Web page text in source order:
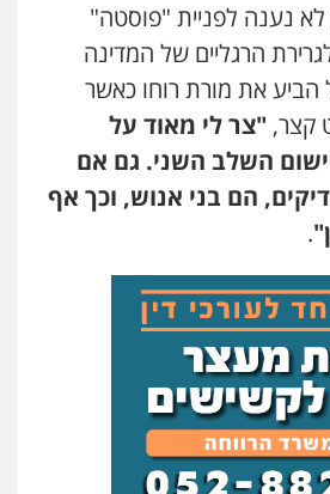
ראוף נג'אר
עורכי דין לענייני אסירים מעצרים
רכוש
ארז
צבאי סמים אלימות במשפחה צווארון
עו"ד
מעצרים וחקירות עבירות המתה
אסירים
משרד עורכי דין
משפחה
לא נענה לפניית "פוסטה"
הרגליים של המדינה
את מורת רוחו כאשר
קצר, "צר לי מאוד על
השלב השני. גם אם
הם בני אנוש, וכך אף
.